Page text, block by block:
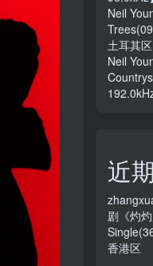
Neil
土耳其区
Neil
近
剧《灼
香港区